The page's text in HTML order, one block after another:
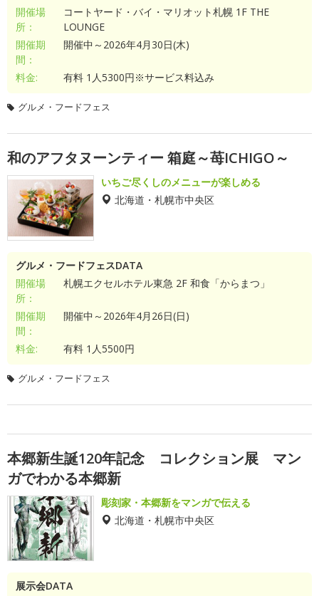
開催場
所：
コートヤード・バイ・マリオット札幌 1F THE
LOUNGE
開催期
間：
開催中～2026年4月30日(木)
料金: 有料 1人5300円※サービス料込み
グルメ・フードフェス
和のアフタヌーンティー 箱庭～苺ICHIGO～
いちご尽くしのメニューが楽しめる
北海道・札幌市中央区
グルメ・フードフェスDATA
開催場
所：
札幌エクセルホテル東急 2F 和食「からまつ」
開催期
間：
開催中～2026年4月26日(日)
料金: 有料 1人5500円
グルメ・フードフェス
本郷新生誕120年記念 コレクション展 マン
ガでわかる本郷新
彫刻家・本郷新をマンガで伝える
北海道・札幌市中央区
展示会DATA